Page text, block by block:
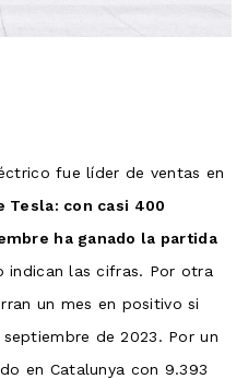
fue líder de ventas en
Tesla: con casi 400
ha ganado la partida
indican las cifras. Por otra
un mes en positivo si
de 2023. Por un
en Catalunya con 9.393